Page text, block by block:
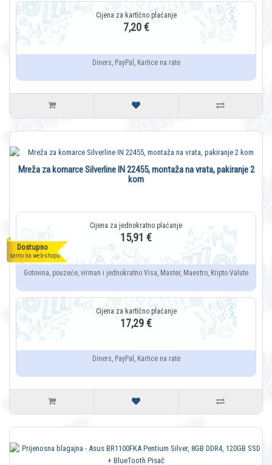
7,20 €
Diners, PayPal, Kartice na rate
Dostupno
samo na web-shopu
Mreža za komarce Silverline IN 22455, montaža na vrata, pakiranje 2
kom
15,91 €
Gotovina, pouzeće, virman i jednokratno Visa, Master, Maestro, Kripto Valute
17,29 €
Diners, PayPal, Kartice na rate